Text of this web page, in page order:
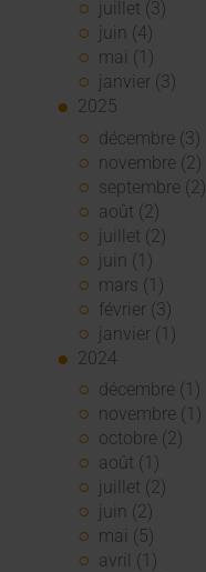
juillet (3)
juin (4)
mai (1)
janvier (3)
2025
décembre (3)
novembre (2)
septembre (2)
août (2)
juillet (2)
juin (1)
mars (1)
février (3)
janvier (1)
2024
décembre (1)
novembre (1)
octobre (2)
août (1)
juillet (2)
juin (2)
mai (5)
avril (1)